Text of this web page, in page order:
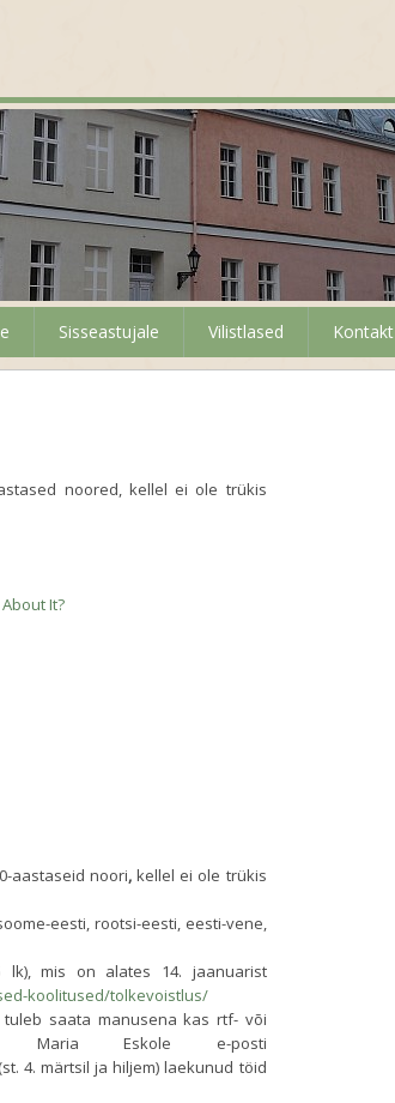
Sisseastujale Vilistlased Kontakt
noored, kellel ei ole trükis
It?
aastaseid noori, kellel ei ole trükis
eesti, rootsi-eesti, eesti-vene,
lk), mis on alates 14. jaanuarist
koolitused/tolkevoistlus/
tuleb saata manusena kas rtf- või
Maria Eskole e-posti
4. märtsil ja hiljem) laekunud töid